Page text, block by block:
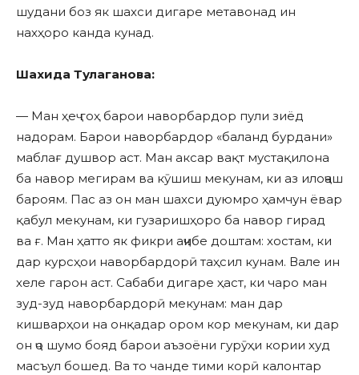
шудани боз як шахси дигаре метавонад ин
нахҳоро канда кунад.
Шахида Тулаганова:
— Ман ҳеҷ гоҳ барои наворбардор пули зиёд
надорам. Барои наворбардор «баланд бурдани»
маблағ душвор аст. Ман аксар вақт мустақилона
ба навор мегирам ва кӯшиш мекунам, ки аз илоҷаш
бароям. Пас аз он ман шахси дуюмро ҳамчун ёвар
қабул мекунам, ки гузаришҳоро ба навор гирад
ва ғ. Ман ҳатто як фикри аҷибе доштам: хостам, ки
дар курсҳои наворбардорӣ таҳсил кунам. Вале ин
хеле гарон аст. Сабаби дигаре ҳаст, ки чаро ман
зуд-зуд наворбардорӣ мекунам: ман дар
кишварҳои на онқадар ором кор мекунам, ки дар
он ҷо шумо бояд барои аъзоёни гурӯҳи кории худ
масъул бошед. Ва то чанде тими корӣ калонтар